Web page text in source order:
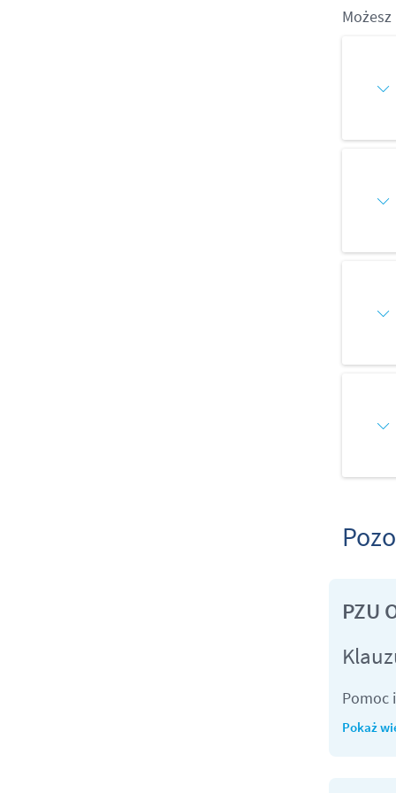
PZU
Pomoc
Pokaż